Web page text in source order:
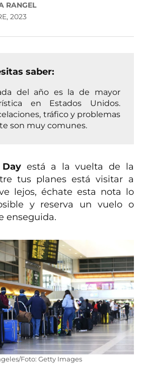
RANGEL
2023
saber:
del año es la de mayor
en Estados Unidos.
tráfico y problemas
son muy comunes.
está a la vuelta de la
tus planes está visitar a
lejos, échate esta nota lo
y reserva un vuelo o
enseguida.
Foto: Getty Images